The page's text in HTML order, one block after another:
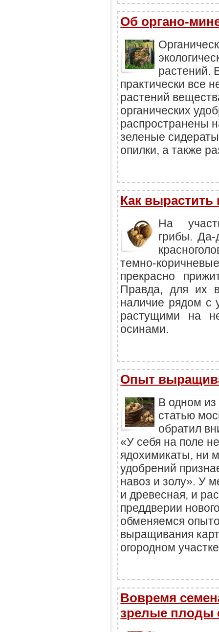
Об органо-
растений.
практически все
растений
органических
распространены
зеленые
опилки, а также
Как
На
грибы. Да-
темно-
прекрасно
Правда, для их
наличие рядом с
растущими на
осинами.
Опыт
В одном из
статью
обратил
«У себя на поле
ядохимикаты, ни
удобрений
навоз и золу». У
и древесная, и
преддверии
обменяемся
выращивания
огородном
Вовремя
зрелые плоды